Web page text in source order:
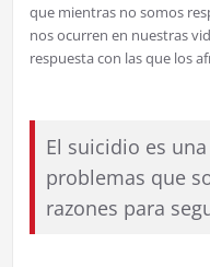
que mientras no somos
nos ocurren en nuestras
respuesta con las que los
El suicidio es
problemas que
razones para